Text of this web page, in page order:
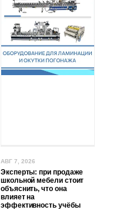
АВГ 7, 2026
Эксперты: при продаже
школьной мебели стоит
объяснить, что она
влияет на
эффективность учёбы